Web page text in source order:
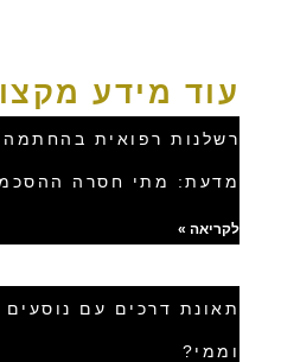
עוד מידע
רשלנות רפואית
מדעת: מתי חסרה
לקריאה »
תאונת דרכים עם נוסעים
וממי?